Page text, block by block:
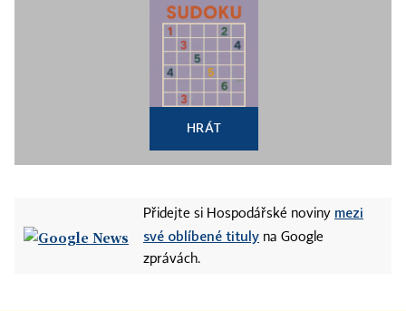
HRÁT
Přidejte si Hospodářské noviny mezi
své oblíbené tituly na Google
zprávách.